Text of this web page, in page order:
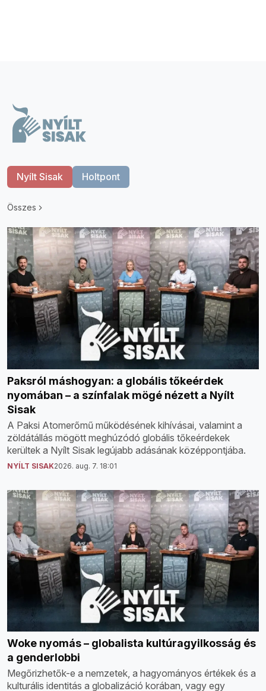
Nyílt Sisak Holtpont
Összes
Paksról máshogyan: a globális tőkeérdek
nyomában – a színfalak mögé nézett a Nyílt
Sisak
A Paksi Atomerőmű működésének kihívásai, valamint a
zöldátállás mögött meghúzódó globális tőkeérdekek
kerültek a Nyílt Sisak legújabb adásának középpontjába.
NYÍLT SISAK2026. aug. 7. 18:01
Woke nyomás – globalista kultúragyilkosság és
a genderlobbi
Megőrizhetők-e a nemzetek, a hagyományos értékek és a
kulturális identitás a globalizáció korában, vagy egy